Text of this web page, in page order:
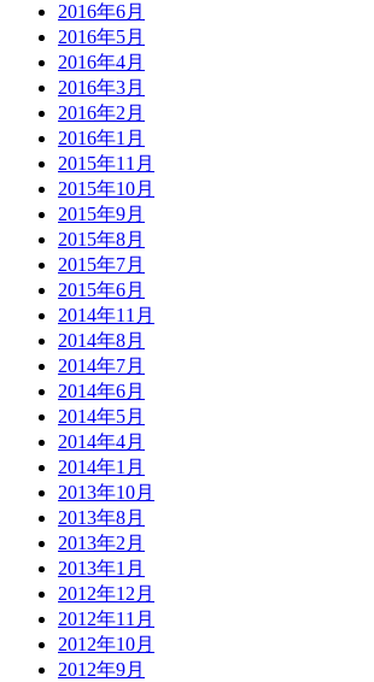
2016年6月
2016年5月
2016年4月
2016年3月
2016年2月
2016年1月
2015年11月
2015年10月
2015年9月
2015年8月
2015年7月
2015年6月
2014年11月
2014年8月
2014年7月
2014年6月
2014年5月
2014年4月
2014年1月
2013年10月
2013年8月
2013年2月
2013年1月
2012年12月
2012年11月
2012年10月
2012年9月